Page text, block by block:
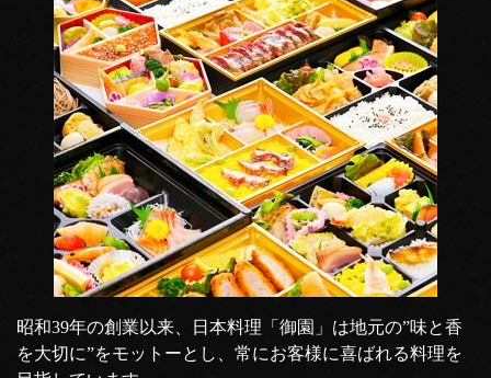
昭和39年の創業以来、日本料理「御園」は地元の”味と香
を大切に”をモットーとし、常にお客様に喜ばれる料理を